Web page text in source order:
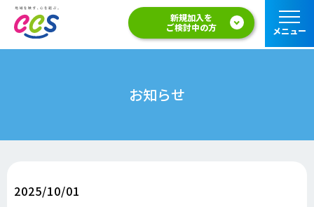
新規加入を
ご検討中の方
メニュー
お知らせ
2025/10/01